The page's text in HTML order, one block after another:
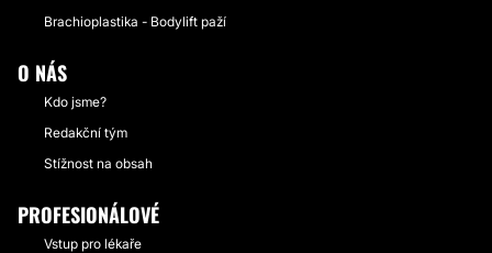
Brachioplastika - Bodylift paží
O NÁS
Kdo jsme?
Redakční tým
Stížnost na obsah
PROFESIONÁLOVÉ
Vstup pro lékaře